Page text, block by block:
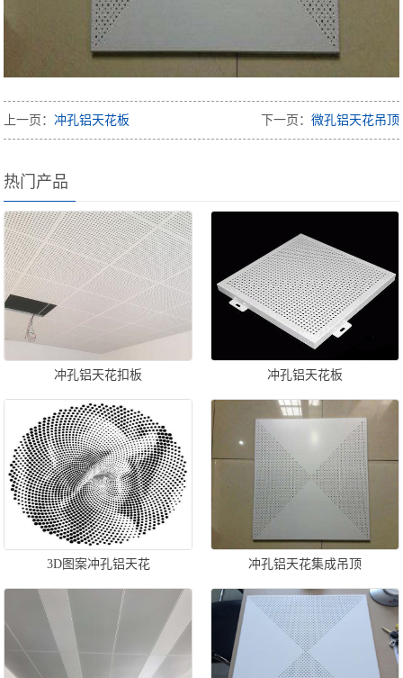
上一页：冲孔铝天花板 下一页： 微孔铝天花吊顶
热门产品
冲孔铝天花扣板 冲孔铝天花板
3D图案冲孔铝天花 冲孔铝天花集成吊顶